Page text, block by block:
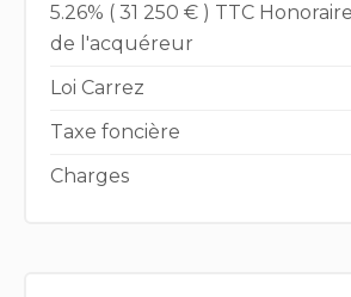
5.26% ( 31 250 € ) TTC
de l'acquéreur
Loi Carrez
Taxe foncière
Charges